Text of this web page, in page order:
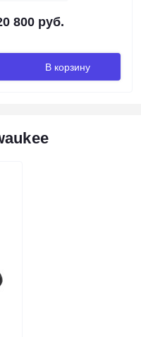
800 руб.
В корзину